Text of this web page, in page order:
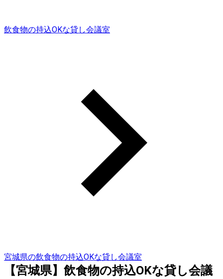
飲食物の持込OKな貸し会議室
宮城県の飲食物の持込OKな貸し会議室
【宮城県】飲食物の持込OKな貸し会議